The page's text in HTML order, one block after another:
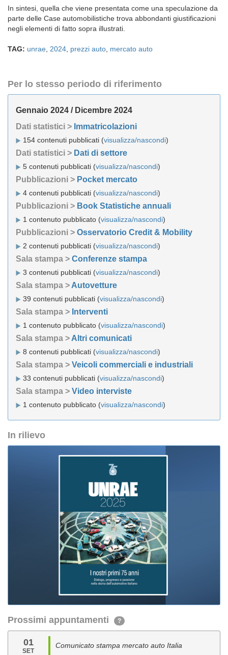
In sintesi, quella che viene presentata come una speculazione da
parte delle Case automobilistiche trova abbondanti giustificazioni
negli elementi di fatto sopra illustrati.
TAG: unrae 2024 prezzi auto mercato auto
Per lo stesso periodo di riferimento
Gennaio 2024 / Dicembre 2024
Dati statistici > Immatricolazioni
154 contenuti pubblicati (visualizza/nascondi)
Dati statistici > Dati di settore
5 contenuti pubblicati (visualizza/nascondi)
Pubblicazioni > Pocket mercato
4 contenuti pubblicati (visualizza/nascondi)
Pubblicazioni > Book Statistiche annuali
1 contenuto pubblicato (visualizza/nascondi)
Pubblicazioni > Osservatorio Credit & Mobility
2 contenuti pubblicati (visualizza/nascondi)
Sala stampa > Conferenze stampa
3 contenuti pubblicati (visualizza/nascondi)
Sala stampa > Autovetture
39 contenuti pubblicati (visualizza/nascondi)
Sala stampa > Interventi
1 contenuto pubblicato (visualizza/nascondi)
Sala stampa > Altri comunicati
8 contenuti pubblicati (visualizza/nascondi)
Sala stampa > Veicoli commerciali e industriali
33 contenuti pubblicati (visualizza/nascondi)
Sala stampa > Video interviste
1 contenuto pubblicato (visualizza/nascondi)
In rilievo
Prossimi appuntamenti ?
01
SET
Comunicato stampa mercato auto Italia